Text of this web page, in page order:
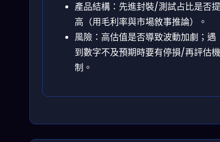
產品結構：先進封裝/測試占比是否提
高（用毛利率與市場敘事推論）。
風險：高估值是否導致波動加劇；遇
到數字不及預期時要有停損/再評估機
制。